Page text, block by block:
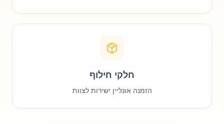
חלקי חילוף
הזמנה אונליין ישירות לצוות